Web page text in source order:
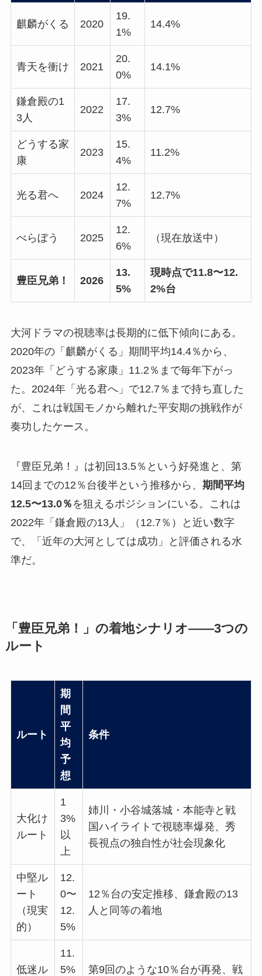
麒麟がくる 2020
19.
1%
14.4%
青天を衝け 2021
20.
0%
14.1%
鎌倉殿の1
3人
2022
17.
3%
12.7%
どうする家
康
2023
15.
4%
11.2%
光る君へ 2024
12.
7%
12.7%
べらぼう 2025
12.
6%
（現在放送中）
豊臣兄弟！ 2026
13.
5%
現時点で11.8〜12.
2%台
大河ドラマの視聴率は長期的に低下傾向にある。
2020年の「麒麟がくる」期間平均14.4％から、
2023年「どうする家康」11.2％まで毎年下がっ
た。2024年「光る君へ」で12.7％まで持ち直した
が、これは戦国モノから離れた平安期の挑戦作が
奏功したケース。
『豊臣兄弟！』は初回13.5％という好発進と、第
14回までの12％台後半という推移から、 期間平均
12.5〜13.0％ を狙えるポジションにいる。これは
2022年「鎌倉殿の13人」（12.7％）と近い数字
で、「近年の大河としては成功」と評価される水
準だ。
「豊臣兄弟！」の着地シナリオ——3つの
ルート
ルート
期
間
平
均
予
想
条件
大化け
ルート
1
3%
以
上
姉川・小谷城落城・本能寺と戦
国ハイライトで視聴率爆発、秀
長視点の独自性が社会現象化
中堅ル
ート
（現実
的）
12.
0〜
12.
5%
12％台の安定推移、鎌倉殿の13
人と同等の着地
低迷ル
11.
5%
第9回のような10％台が再発、戦